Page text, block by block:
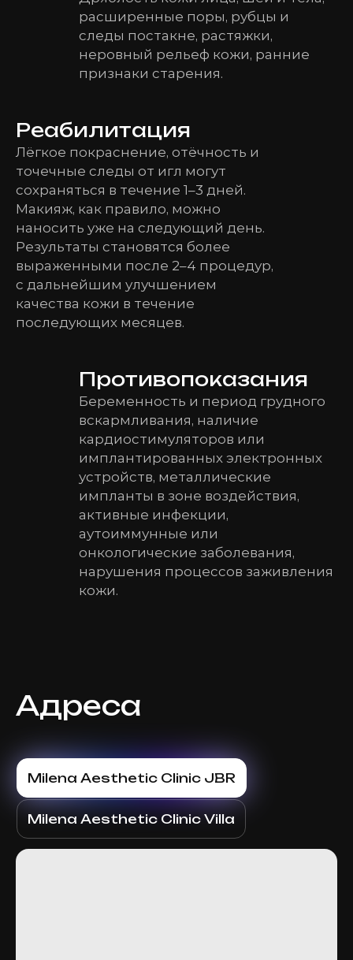
расширенные поры, рубцы и
следы постакне, растяжки,
неровный рельеф кожи, ранние
признаки старения.
Реабилитация
Лёгкое покраснение, отёчность и
точечные следы от игл могут
сохраняться в течение 1–3 дней.
Макияж, как правило, можно
наносить уже на следующий день.
Результаты становятся более
выраженными после 2–4 процедур,
с дальнейшим улучшением
качества кожи в течение
последующих месяцев.
Противопоказания
Беременность и период грудного
вскармливания, наличие
кардиостимуляторов или
имплантированных электронных
устройств, металлические
импланты в зоне воздействия,
активные инфекции,
аутоиммунные или
онкологические заболевания,
нарушения процессов заживления
кожи.
Адреса
Milena Aesthetic Clinic JBR
Milena Aesthetic Clinic Villa